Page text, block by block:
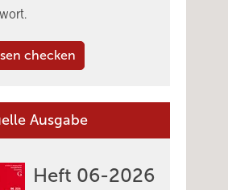
checken
Ausgabe
Heft 06-2026